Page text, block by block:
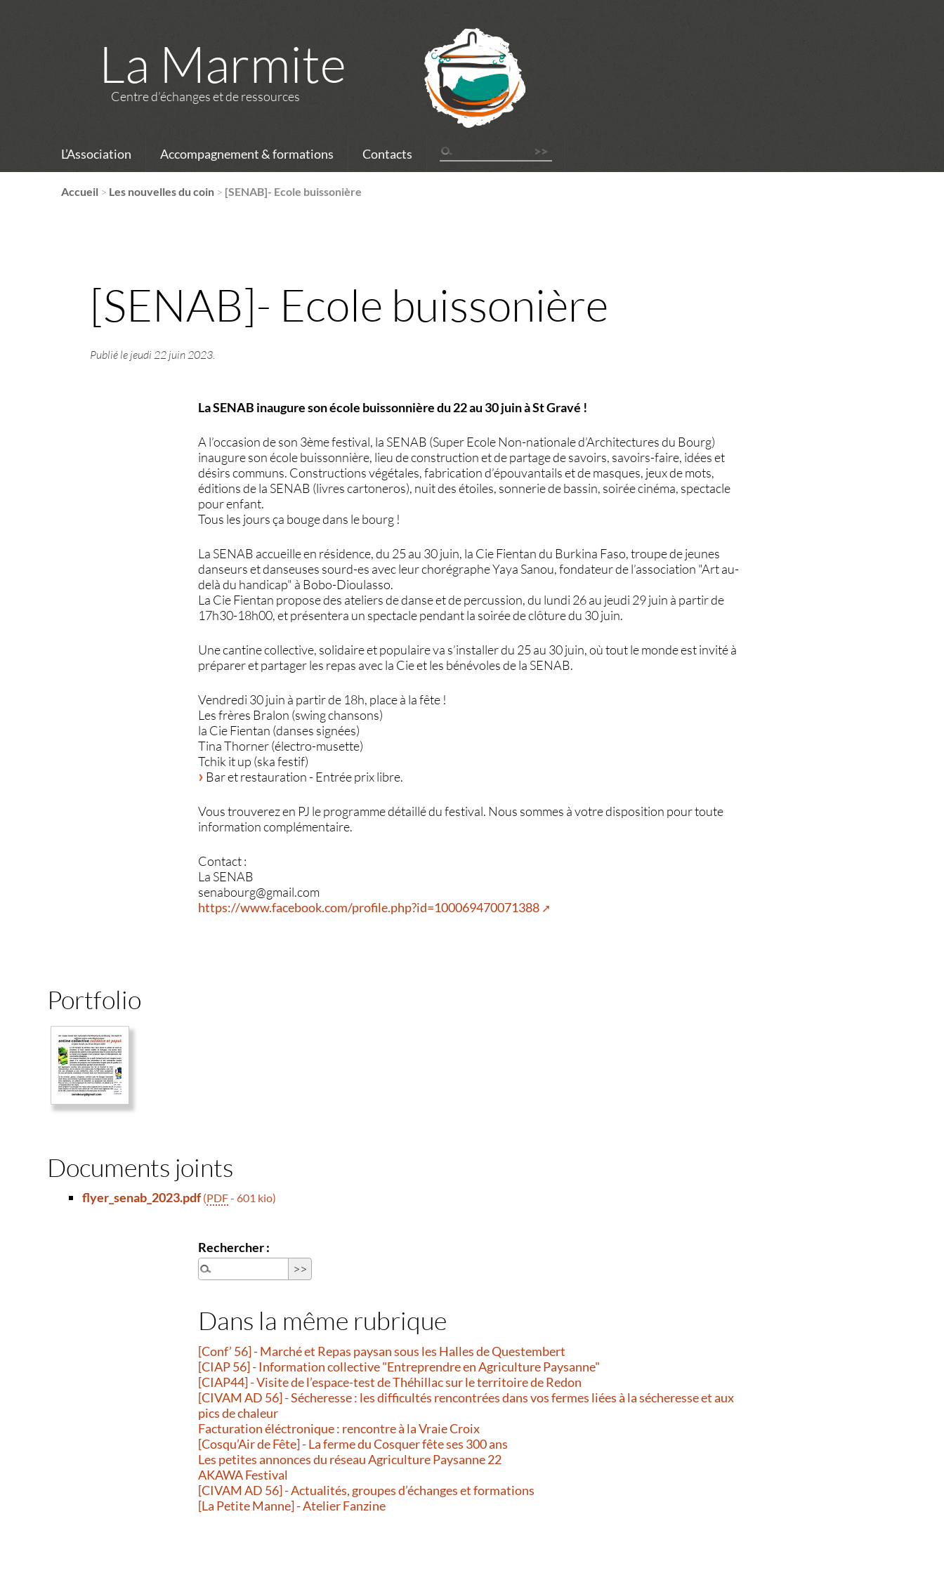
La Marmite
Centre d’échanges et de ressources
L’Association Accompagnement & formations Contacts
Accueil > Les nouvelles du coin > [SENAB]- Ecole buissonière
[SENAB]- Ecole buissonière
Publié le jeudi 22 juin 2023.
La SENAB inaugure son école buissonnière du 22 au 30 juin à St Gravé !
A l’occasion de son 3ème festival, la SENAB (Super Ecole Non-nationale d’Architectures du Bourg)
inaugure son école buissonnière, lieu de construction et de partage de savoirs, savoirs-faire, idées et
désirs communs. Constructions végétales, fabrication d’épouvantails et de masques, jeux de mots,
éditions de la SENAB (livres cartoneros), nuit des étoiles, sonnerie de bassin, soirée cinéma, spectacle
pour enfant.
Tous les jours ça bouge dans le bourg !
La SENAB accueille en résidence, du 25 au 30 juin, la Cie Fientan du Burkina Faso, troupe de jeunes
danseurs et danseuses sourd-es avec leur chorégraphe Yaya Sanou, fondateur de l’association "Art au-
delà du handicap" à Bobo-Dioulasso.
La Cie Fientan propose des ateliers de danse et de percussion, du lundi 26 au jeudi 29 juin à partir de
17h30-18h00, et présentera un spectacle pendant la soirée de clôture du 30 juin.
Une cantine collective, solidaire et populaire va s’installer du 25 au 30 juin, où tout le monde est invité à
préparer et partager les repas avec la Cie et les bénévoles de la SENAB.
Vendredi 30 juin à partir de 18h, place à la fête !
Les frères Bralon (swing chansons)
la Cie Fientan (danses signées)
Tina Thorner (électro-musette)
Tchik it up (ska festif)
Bar et restauration - Entrée prix libre.
Vous trouverez en PJ le programme détaillé du festival. Nous sommes à votre disposition pour toute
information complémentaire.
Contact :
La SENAB
senabourg@gmail.com
https://www.facebook.com/profile.php?id=100069470071388
Portfolio
Documents joints
flyer_senab_2023.pdf(PDF-601 kio)
Rechercher :
Dans la même rubrique
[Conf’ 56] - Marché et Repas paysan sous les Halles de Questembert
[CIAP 56] - Information collective "Entreprendre en Agriculture Paysanne"
[CIAP44] - Visite de l’espace-test de Théhillac sur le territoire de Redon
[CIVAM AD 56] - Sécheresse : les difficultés rencontrées dans vos fermes liées à la sécheresse et aux
pics de chaleur
Facturation éléctronique : rencontre à la Vraie Croix
[Cosqu’Air de Fête] - La ferme du Cosquer fête ses 300 ans
Les petites annonces du réseau Agriculture Paysanne 22
AKAWA Festival
[CIVAM AD 56] - Actualités, groupes d’échanges et formations
[La Petite Manne] - Atelier Fanzine